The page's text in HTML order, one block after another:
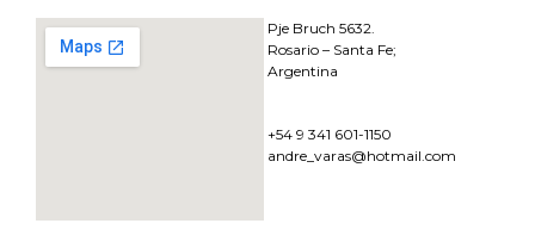
Pje Bruch 5632.
Rosario – Santa Fe;
Argentina
+54 9 341 601-1150
andre_varas@hotmail.com